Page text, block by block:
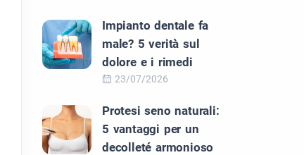
Impianto dentale fa
male? 5 verità sul
dolore e i rimedi
23/07/2026
Protesi seno naturali:
5 vantaggi per un
decolleté armonioso